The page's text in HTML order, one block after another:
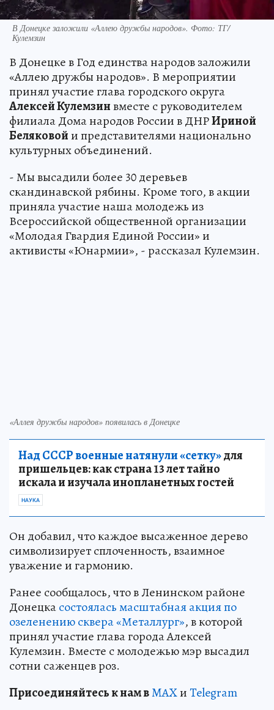
В Донецке заложили «Аллею дружбы народов». Фото: ТГ/
Кулемзин
В Донецке в Год единства народов заложили
«Аллею дружбы народов». В мероприятии
принял участие глава городского округа
Алексей Кулемзинвместе с руководителем
филиала Дома народов России в ДНРИриной
Беляковойи представителями национально
культурных объединений.
- Мы высадили более 30 деревьев
скандинавской рябины. Кроме того, в акции
приняла участие наша молодежь из
Всероссийской общественной организации
«Молодая Гвардия Единой России» и
активисты «Юнармии», - рассказал Кулемзин.
«Аллея дружбы народов» появилась в Донецке
Над СССР военные натянули «сетку»для
пришельцев: как страна 13 лет тайно
искала и изучала инопланетных гостей
НАУКА
Он добавил, что каждое высаженное дерево
символизирует сплоченность, взаимное
уважение и гармонию.
Ранее сообщалось, что в Ленинском районе
Донецкасостоялась масштабная акция по
озеленению сквера «Металлург», в которой
принял участие глава города Алексей
Кулемзин. Вместе с молодежью мэр высадил
сотни саженцев роз.
Присоединяйтесь к нам вMAXиTelegram